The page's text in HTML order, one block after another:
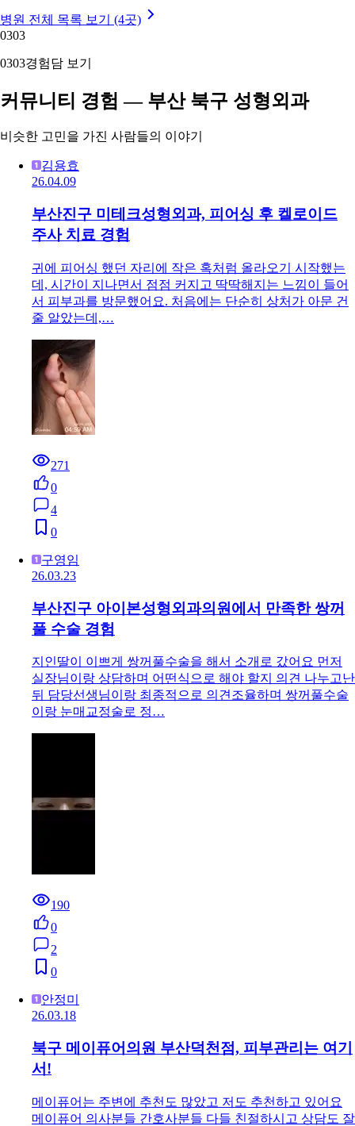
병원 전체 목록 보기 (4곳)
0303
0303경험담 보기
커뮤니티 경험 — 부산 북구 성형외과
비슷한 고민을 가진 사람들의 이야기
김용효
26.04.09
부산진구 미테크성형외과, 피어싱 후 켈로이드
주사 치료 경험
귀에 피어싱 했던 자리에 작은 혹처럼 올라오기 시작했는
데, 시간이 지나면서 점점 커지고 딱딱해지는 느낌이 들어
서 피부과를 방문했어요. 처음에는 단순히 상처가 아문 건
줄 알았는데,…
271
0
4
0
구영임
26.03.23
부산진구 아이본성형외과의원에서 만족한 쌍꺼
풀 수술 경험
지인딸이 이쁘게 쌍꺼풀수술을 해서 소개로 갔어요 먼저
실장님이랑 상담하며 어떤식으로 해야 할지 의견 나누고난
뒤 담당선생님이랑 최종적으로 의견조율하며 쌍꺼풀수술
이랑 눈매교정술로 정…
190
0
2
0
안정미
26.03.18
북구 메이퓨어의원 부산덕천점, 피부관리는 여기
서!
메이퓨어는 주변에 추천도 많았고 저도 추천하고 있어요
메이퓨어 의사분들 간호사분들 다들 친절하시고 상담도 잘